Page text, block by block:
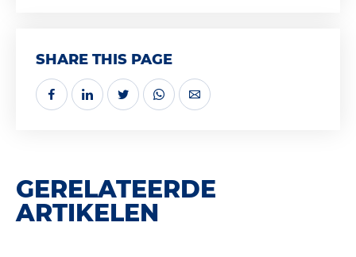
SHARE THIS PAGE
GERELATEERDE
ARTIKELEN